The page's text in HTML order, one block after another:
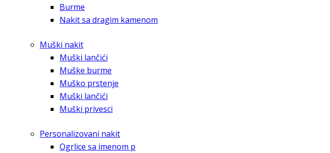
Burme
Nakit sa dragim kamenom
Muški nakit
Muški lančići
Muške burme
Muško prstenje
Muški lančići
Muški privesci
Personalizovani nakit
Ogrlice sa imenom p